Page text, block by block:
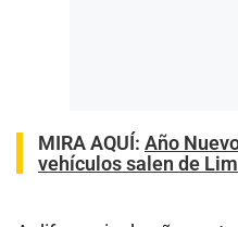
MIRA AQUÍ: Año
vehículos salen de